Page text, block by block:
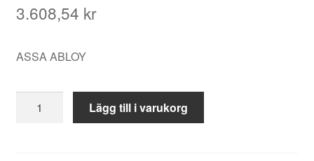
3.608,54 kr
ASSA ABLOY
P101
Lägg till i varukorg